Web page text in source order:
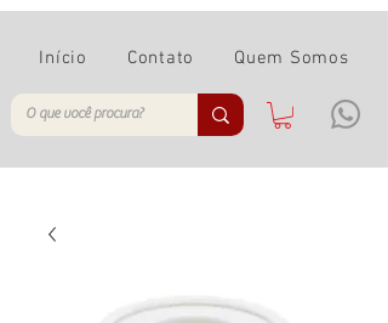
Início Contato Quem Somos